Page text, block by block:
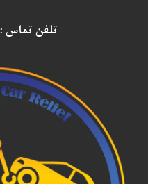
تلفن تماس : ۰۹۱۷۲۰۰۲۶۲۲